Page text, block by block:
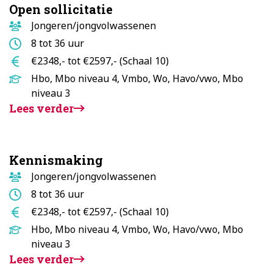
Open sollicitatie
DoelgroepJongeren/jongvolwassenen
Aantal
uur
8 tot 36 uur
Salaris€2348,- tot €2597,- (Schaal 10)
Opleidingsniveau
Hbo, Mbo niveau 4, Vmbo, Wo, Havo/vwo, Mbo
niveau 3
Lees verder
Kennismaking
DoelgroepJongeren/jongvolwassenen
Aantal
uur
8 tot 36 uur
Salaris€2348,- tot €2597,- (Schaal 10)
Opleidingsniveau
Hbo, Mbo niveau 4, Vmbo, Wo, Havo/vwo, Mbo
niveau 3
Lees verder